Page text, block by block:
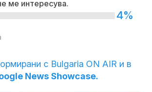
ме интересува.
4%
с Bulgaria ON AIR и в
News Showcase.